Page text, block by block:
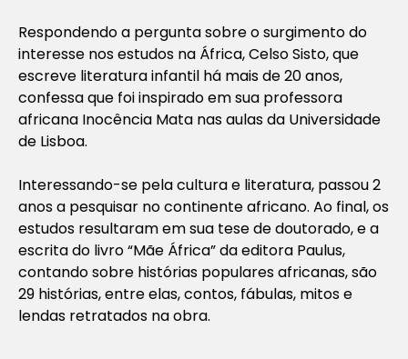
Respondendo a pergunta sobre o surgimento do
interesse nos estudos na África, Celso Sisto, que
escreve literatura infantil há mais de 20 anos,
confessa que foi inspirado em sua professora
africana Inocência Mata nas aulas da Universidade
de Lisboa.
Interessando-se pela cultura e literatura, passou 2
anos a pesquisar no continente africano. Ao final, os
estudos resultaram em sua tese de doutorado, e a
escrita do livro “Mãe África” da editora Paulus,
contando sobre histórias populares africanas, são
29 histórias, entre elas, contos, fábulas, mitos e
lendas retratados na obra.